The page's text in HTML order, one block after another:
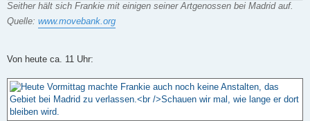
Seither hält sich Frankie mit einigen seiner Artgenossen bei Madrid auf.
Quelle: www.movebank.org
Von heute ca. 11 Uhr: